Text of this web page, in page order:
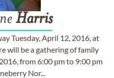
Harris
Tuesday, April 12, 2016, at
will be a gathering of family
from 6:00 pm to 9:00 pm
Nor...